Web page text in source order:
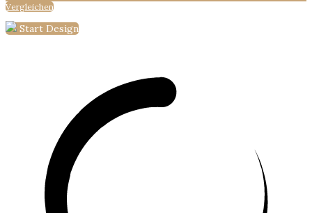
Vergleichen
Start Design